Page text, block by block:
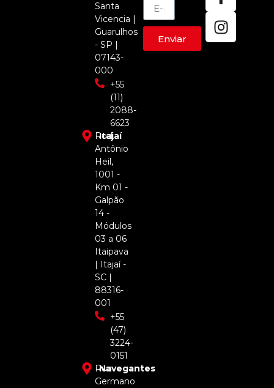
Santa
Vicencia |
Guarulhos
- SP |
07143-
000
+55
(11)
2088-
6623
Itajaí
Rod.
Antônio
Heil,
1001 -
Km 01 -
Galpão
14 -
Módulos
03 a 06
Itaipava
| Itajaí -
SC |
88316-
001
+55
(47)
3224-
0151
Navegantes
Rua
Germano
Enviar